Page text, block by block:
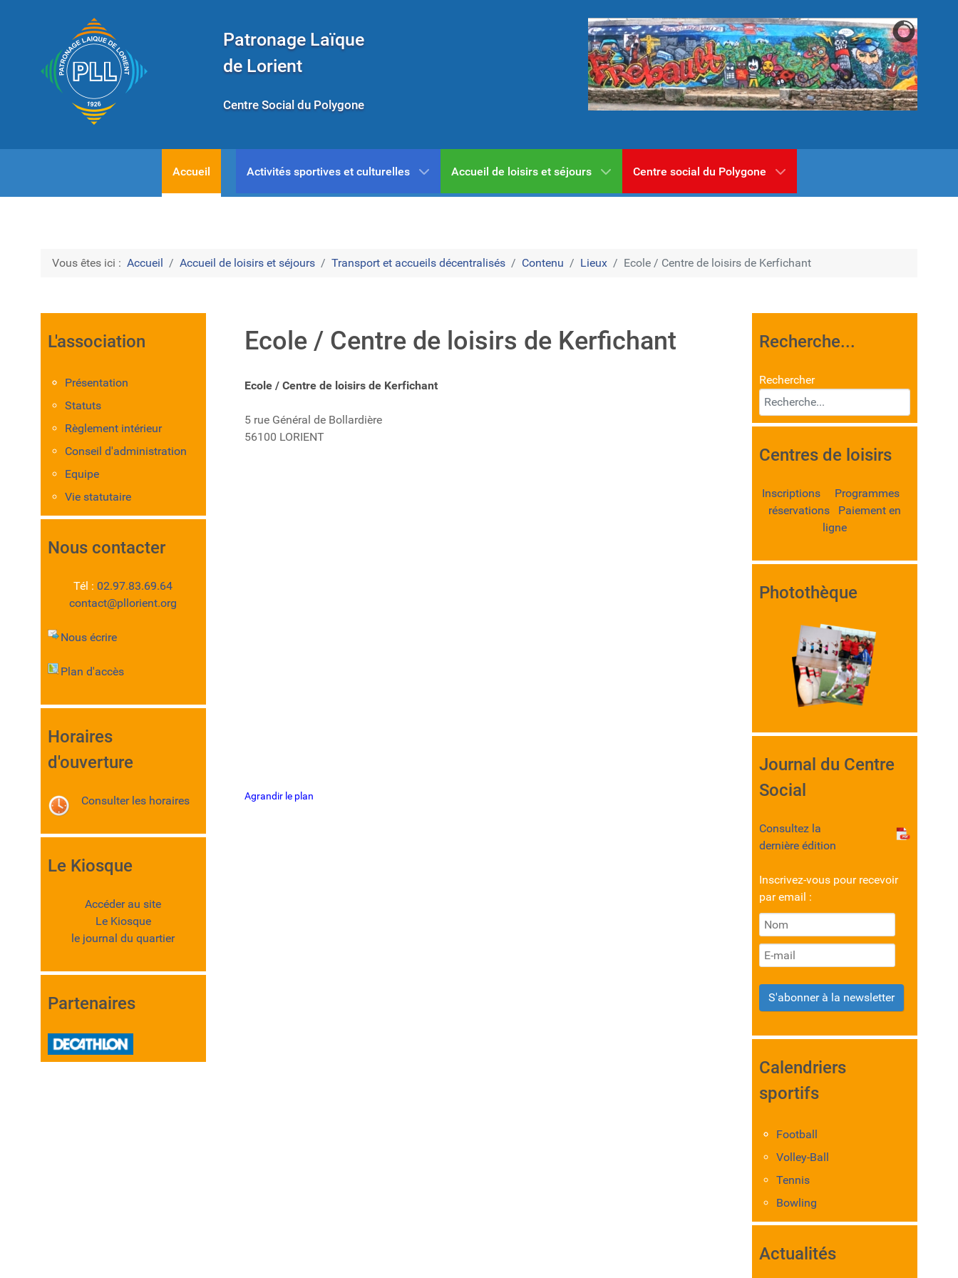
Patronage Laïque
de Lorient
Centre Social du Polygone
Accueil Activités sportives et culturelles Accueil de loisirs et séjours Centre social du Polygone
Vous êtes ici : Accueil Accueil de loisirs et séjours Transport et accueils décentralisés Contenu Lieux Ecole / Centre de loisirs de Kerfichant
L'association
Présentation
Statuts
Règlement intérieur
Conseil d'administration
Equipe
Vie statutaire
Nous contacter
Tél : 02.97.83.69.64
contact@pllorient.org
Nous écrire
Plan d'accès
Horaires
d'ouverture
Consulter les horaires
Le Kiosque
Accéder au site
Le Kiosque
le journal du quartier
Partenaires
Ecole / Centre de loisirs de Kerfichant
Ecole / Centre de loisirs de Kerfichant
5 rue Général de Bollardière
56100 LORIENT
Agrandir le plan
Recherche...
Rechercher
Centres de loisirs
Inscriptions Programmes
réservations Paiement en
ligne
Photothèque
Journal du Centre
Social
Consultez la
dernière édition
Inscrivez-vous pour recevoir
par email :
S'abonner à la newsletter
Calendriers
sportifs
Football
Volley-Ball
Tennis
Bowling
Actualités